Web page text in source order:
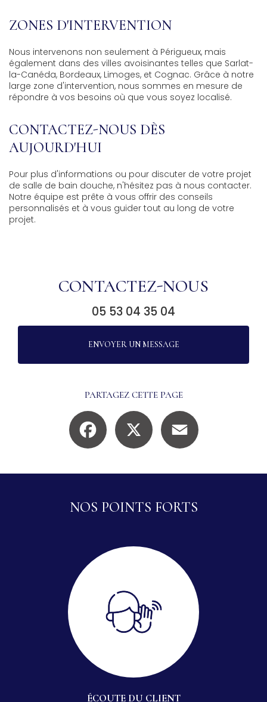
ZONES D'INTERVENTION
Nous intervenons non seulement à Périgueux, mais
également dans des villes avoisinantes telles que Sarlat-
la-Canéda, Bordeaux, Limoges, et Cognac. Grâce à notre
large zone d'intervention, nous sommes en mesure de
répondre à vos besoins où que vous soyez localisé.
CONTACTEZ-NOUS DÈS
AUJOURD'HUI
Pour plus d'informations ou pour discuter de votre projet
de salle de bain douche, n'hésitez pas à nous contacter.
Notre équipe est prête à vous offrir des conseils
personnalisés et à vous guider tout au long de votre
projet.
CONTACTEZ-NOUS
05 53 04 35 04
ENVOYER UN MESSAGE
PARTAGEZ CETTE PAGE
Facebook
NOS POINTS FORTS
ÉCOUTE DU CLIENT